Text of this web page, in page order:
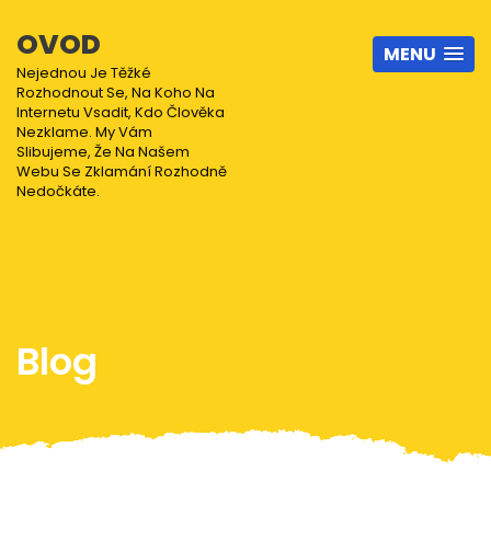
OVOD
Nejednou Je Těžké
Rozhodnout Se, Na Koho Na
Internetu Vsadit, Kdo Člověka
Nezklame. My Vám
Slibujeme, Že Na Našem
Webu Se Zklamání Rozhodně
Nedočkáte.
MENU
Blog